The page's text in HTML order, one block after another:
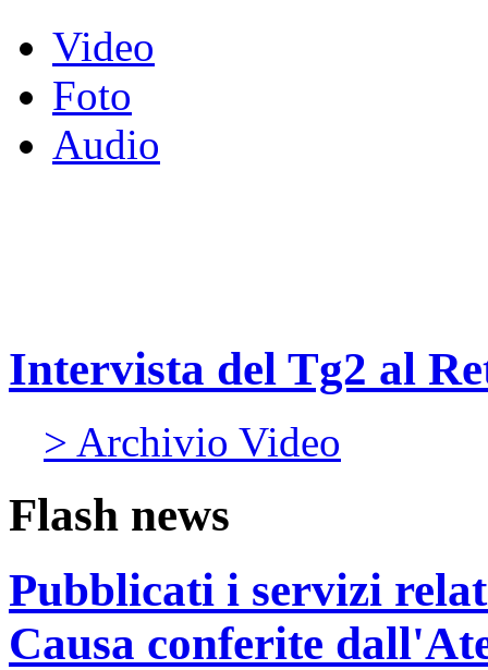
Video
Foto
Audio
Intervista del Tg2 al
> Archivio Video
Flash news
Pubblicati i servizi
Causa conferite